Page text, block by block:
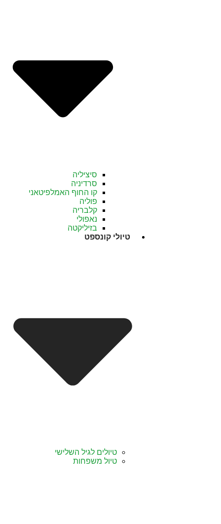
סיציליה
סרדיניה
קו החוף האמלפיטאני
פוליה
קלבריה
נאפולי
בזיליקטה
טיולי קונספט
טיולים לגיל השלישי
טיול משפחות